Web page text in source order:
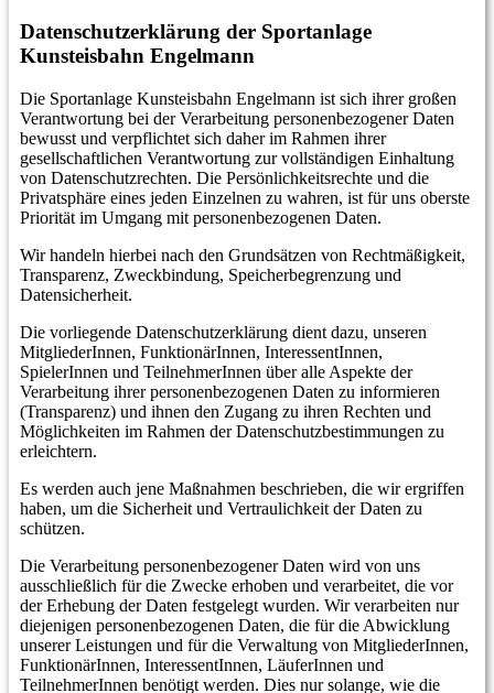
Datenschutzerklärung der Sportanlage
Kunsteisbahn Engelmann
Die Sportanlage Kunsteisbahn Engelmann ist sich ihrer großen
Verantwortung bei der Verarbeitung personenbezogener Daten
bewusst und verpflichtet sich daher im Rahmen ihrer
gesellschaftlichen Verantwortung zur vollständigen Einhaltung
von Datenschutzrechten. Die Persönlichkeitsrechte und die
Privatsphäre eines jeden Einzelnen zu wahren, ist für uns oberste
Priorität im Umgang mit personenbezogenen Daten.
Wir handeln hierbei nach den Grundsätzen von Rechtmäßigkeit,
Transparenz, Zweckbindung, Speicherbegrenzung und
Datensicherheit.
Die vorliegende Datenschutzerklärung dient dazu, unseren
MitgliederInnen, FunktionärInnen, InteressentInnen,
SpielerInnen und TeilnehmerInnen über alle Aspekte der
Verarbeitung ihrer personenbezogenen Daten zu informieren
(Transparenz) und ihnen den Zugang zu ihren Rechten und
Möglichkeiten im Rahmen der Datenschutzbestimmungen zu
erleichtern.
Es werden auch jene Maßnahmen beschrieben, die wir ergriffen
haben, um die Sicherheit und Vertraulichkeit der Daten zu
schützen.
Die Verarbeitung personenbezogener Daten wird von uns
ausschließlich für die Zwecke erhoben und verarbeitet, die vor
der Erhebung der Daten festgelegt wurden. Wir verarbeiten nur
diejenigen personenbezogenen Daten, die für die Abwicklung
unserer Leistungen und für die Verwaltung von MitgliederInnen,
FunktionärInnen, InteressentInnen, LäuferInnen und
TeilnehmerInnen benötigt werden. Dies nur solange, wie die